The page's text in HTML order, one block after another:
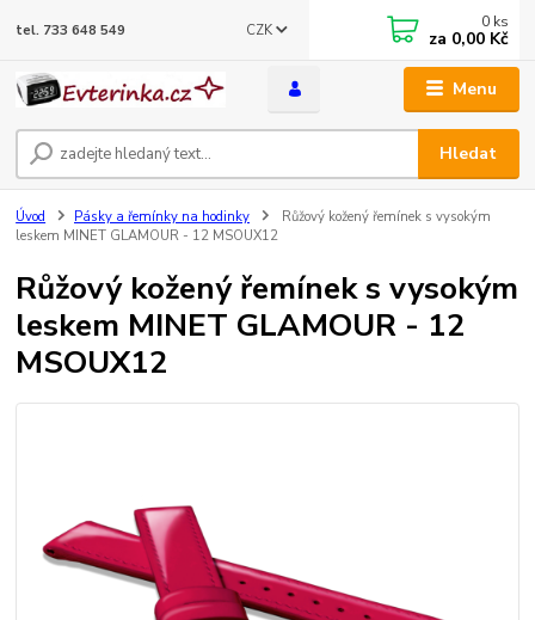
Menu
CZK
Hledat
tel. 733 648 549 0 ks
za 0,00 Kč
Úvod Pásky a řemínky na hodinky
Růžový kožený řemínek s vysokým
leskem MINET GLAMOUR - 12 MSOUX12
Růžový kožený řemínek s vysokým
leskem MINET GLAMOUR - 12
MSOUX12